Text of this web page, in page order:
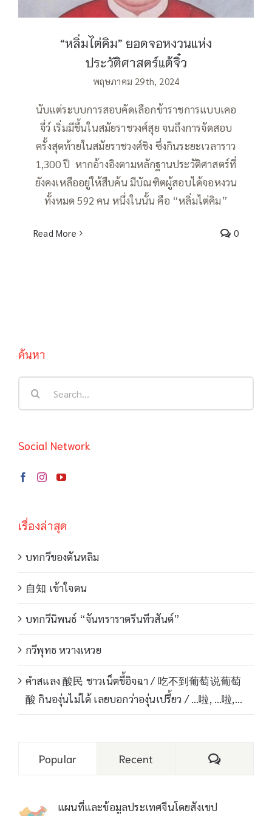
“หลิ่มไต่คิม” ยอดจอหงวนแห่ง
ประวัติศาสตร์แต้จิ๋ว
พฤษภาคม 29th, 2024
นับแต่ระบบการสอบคัดเลือกข้าราชการแบบเคอ
จี่ว์ เริ่มมีขึ้นในสมัยราชวงศ์สุย จนถึงการจัดสอบ
ครั้งสุดท้ายในสมัยราชวงศ์ชิง ซึ่งกินระยะเวลาราว
1,300 ปี หากอ้างอิงตามหลักฐานประวัติศาสตร์ที่
ยังคงเหลืออยู่ให้สืบค้น มีบัณฑิตผู้สอบได้จอหงวน
ทั้งหมด 592 คน หนึ่งในนั้น คือ “หลิ่มไต่คิม”
Read More 0
ค้นหา
Social Network
เรื่องล่าสุด
บทกวีของตันหลิม
自知 เข้าใจตน
บทกวีนิพนธ์ “จันทราราตรีนทีวสันต์”
กวีพุทธ หวางเหวย
คำสแลง 酸民 ชาวเน็ตขี้อิจฉา / 吃不到葡萄说葡萄
酸 กินองุ่นไม่ได้ เลยบอกว่าองุ่นเปรี้ยว / …啦, …啦,…
Popular Recent Comments
แผนที่และข้อมูลประเทศจีนโดยสังเขป